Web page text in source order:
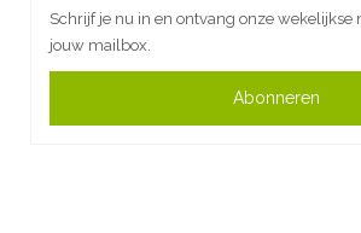
Schrijf je nu in en ontvang onze wekelijkse
jouw mailbox.
Abonneren